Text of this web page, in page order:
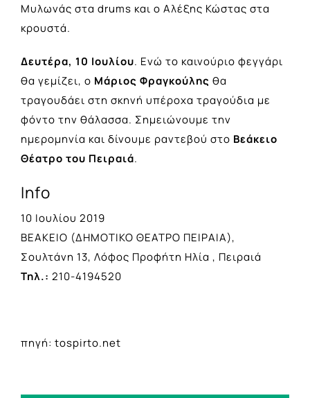
Μυλωνάς στα drums και ο Αλέξης Κώστας στα
κρουστά.
Δευτέρα, 10 Ιουλίου. Ενώ το καινούριο φεγγάρι
θα γεμίζει, ο Μάριος Φραγκούλης θα
τραγουδάει στη σκηνή υπέροχα τραγούδια με
φόντο την θάλασσα. Σημειώνουμε την
ημερομηνία και δίνουμε ραντεβού στο Βεάκειο
Θέατρο του Πειραιά.
Info
10 Ιουλίου 2019
ΒΕΑΚΕΙΟ (ΔΗΜΟΤΙΚΟ ΘΕΑΤΡΟ ΠΕΙΡΑΙΑ),
Σουλτάνη 13, Λόφος Προφήτη Ηλία , Πειραιά
Τηλ.: 210-4194520
πηγή: tospirto.net